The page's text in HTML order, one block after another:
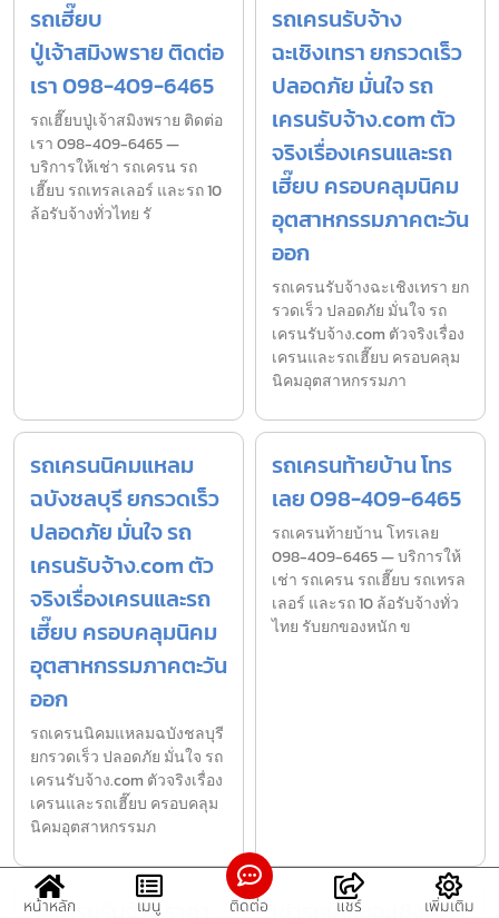
รถเฮี๊ยบ
ปู่เจ้าสมิงพราย ติดต่อ
เรา 098-409-6465
รถเฮี๊ยบปู่เจ้าสมิงพราย ติดต่อ
เรา 098-409-6465 —
บริการให้เช่า รถเครน รถ
เฮี๊ยบ รถเทรลเลอร์ และรถ 10
ล้อรับจ้างทั่วไทย รั
รถเครนรับจ้าง
ฉะเชิงเทรา ยกรวดเร็ว
ปลอดภัย มั่นใจ รถ
เครนรับจ้าง.com ตัว
จริงเรื่องเครนและรถ
เฮี๊ยบ ครอบคลุมนิคม
อุตสาหกรรมภาคตะวัน
ออก
รถเครนรับจ้างฉะเชิงเทรา ยก
รวดเร็ว ปลอดภัย มั่นใจ รถ
เครนรับจ้าง.com ตัวจริงเรื่อง
เครนและรถเฮี๊ยบ ครอบคลุม
นิคมอุตสาหกรรมภา
รถเครนนิคมแหลม
ฉบังชลบุรี ยกรวดเร็ว
ปลอดภัย มั่นใจ รถ
เครนรับจ้าง.com ตัว
จริงเรื่องเครนและรถ
เฮี๊ยบ ครอบคลุมนิคม
อุตสาหกรรมภาคตะวัน
ออก
รถเครนนิคมแหลมฉบังชลบุรี
ยกรวดเร็ว ปลอดภัย มั่นใจ รถ
เครนรับจ้าง.com ตัวจริงเรื่อง
เครนและรถเฮี๊ยบ ครอบคลุม
นิคมอุตสาหกรรมภ
รถเครนท้ายบ้าน โทร
เลย 098-409-6465
รถเครนท้ายบ้าน โทรเลย
098-409-6465 — บริการให้
เช่า รถเครน รถเฮี๊ยบ รถเทรล
เลอร์ และรถ 10 ล้อรับจ้างทั่ว
ไทย รับยกของหนัก ข
รถเครนรับจ้าง ราคา เช่ารถเครนฉะเชิงเทรา
หน้าหลัก เมนู ติดต่อ แชร์ เพิ่มเติม